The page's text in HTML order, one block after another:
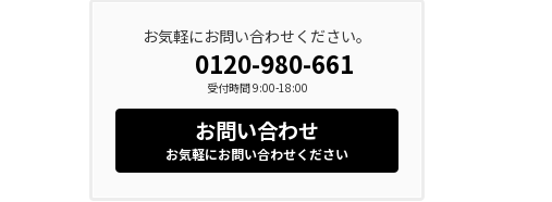
お気軽にお問い合わせください。
0120-980-661
受付時間 9:00-18:00
お問い合わせ
お気軽にお問い合わせください